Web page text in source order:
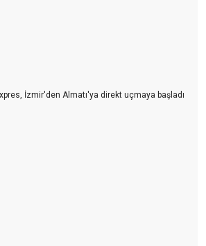
GİTTİLER?
TURİZM ÜLKESİ
BOŞ MU?
HAVLU HAREKETİNE
VARDI
İzmir'den Almatı'ya direkt uçmaya başladı